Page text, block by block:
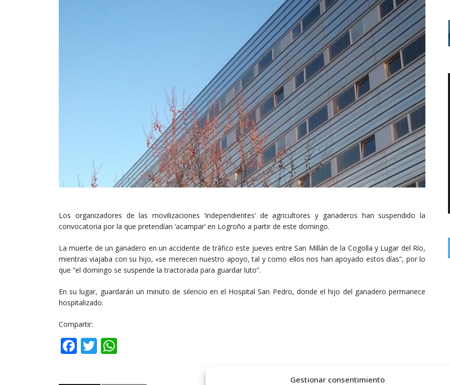
Gestionar consentimiento
Los organizadores de las movilizaciones ‘independientes’ de agricultores y ganaderos han suspendido la
convocatoria por la que pretendían ‘acampar’ en Logroño a partir de este domingo.
La muerte de un ganadero en un accidente de tráfico este jueves entre San Millán de la Cogolla y Lugar del Río,
mientras viajaba con su hijo, «se merecen nuestro apoyo, tal y como ellos nos han apoyado estos días”, por lo
que “el domingo se suspende la tractorada para guardar luto”.
En su lugar, guardarán un minuto de silencio en el Hospital San Pedro, donde el hijo del ganadero permanece
hospitalizado.
Compartir:
Facebook
Twitter